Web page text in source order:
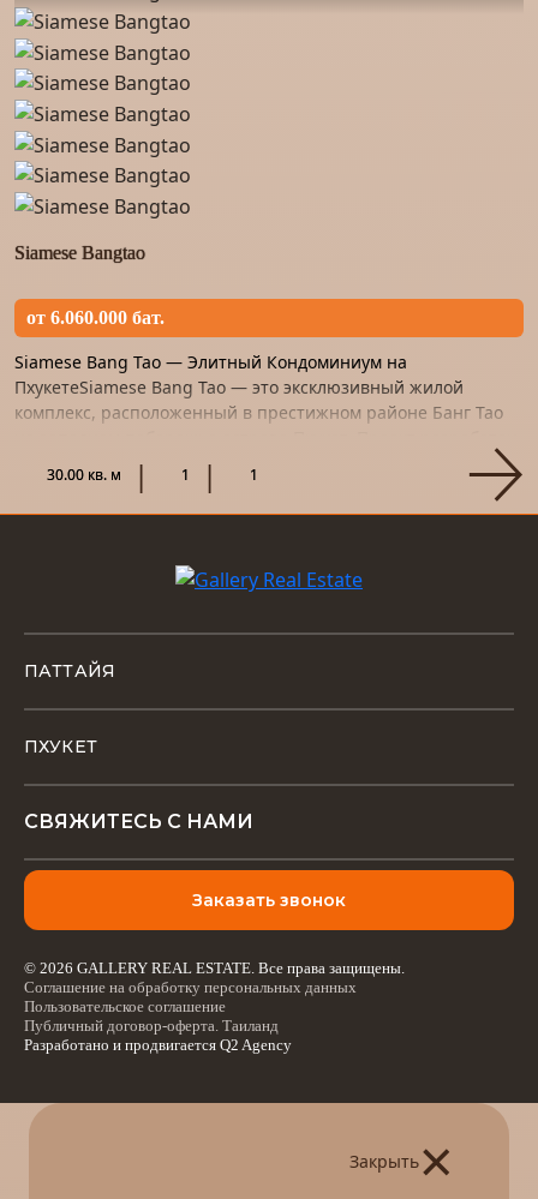
Siamese Bangtao
от 6.060.000 бат.
Siamese Bang Tao — Элитный Кондоминиум на
ПхукетеSiamese Bang Tao — это эксклюзивный жилой
комплекс, расположенный в престижном районе Банг Тао
известными тайскими...
30.00 кв. м 1 1
ПАТТАЙЯ
ПХУКЕТ
СВЯЖИТЕСЬ С НАМИ
Заказать звонок
© 2026 GALLERY REAL ESTATE. Все права защищены.
Соглашение на обработку персональных данных
Пользовательское соглашение
Публичный договор-оферта. Таиланд
Разработано и продвигается Q2 Agency
Закрыть×